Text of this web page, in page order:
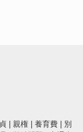
親権 養育費
別